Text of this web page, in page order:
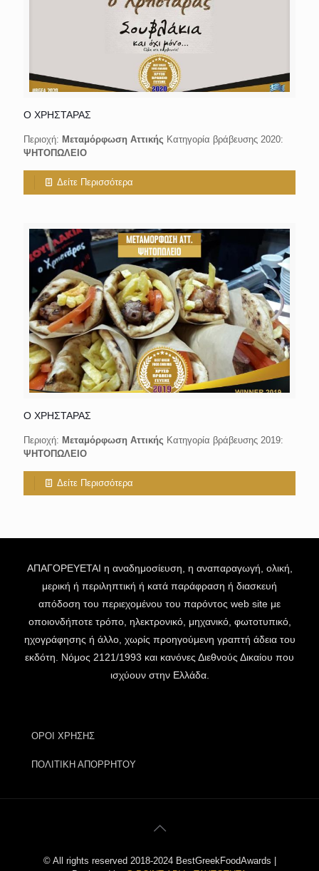
Ο ΧΡΗΣΤΑΡΑΣ
Περιοχή: Μεταμόρφωση Αττικής Κατηγορία βράβευσης 2020:
ΨΗΤΟΠΩΛΕΙΟ
Δείτε Περισσότερα
Ο ΧΡΗΣΤΑΡΑΣ
Περιοχή: Μεταμόρφωση Αττικής Κατηγορία βράβευσης 2019:
ΨΗΤΟΠΩΛΕΙΟ
Δείτε Περισσότερα
ΑΠΑΓΟΡΕΥΕΤΑΙ η αναδημοσίευση, η αναπαραγωγή, ολική,
μερική ή περιληπτική ή κατά παράφραση ή διασκευή
απόδοση του περιεχομένου του παρόντος web site με
οποιονδήποτε τρόπο, ηλεκτρονικό, μηχανικό, φωτοτυπικό,
ηχογράφησης ή άλλο, χωρίς προηγούμενη γραπτή άδεια του
εκδότη. Νόμος 2121/1993 και κανόνες Διεθνούς Δικαίου που
ισχύουν στην Ελλάδα.
ΟΡΟΙ ΧΡΗΣΗΣ
ΠΟΛΙΤΙΚΗ ΑΠΟΡΡΗΤΟΥ
© All rights reserved 2018-2024 BestGreekFoodAwards |